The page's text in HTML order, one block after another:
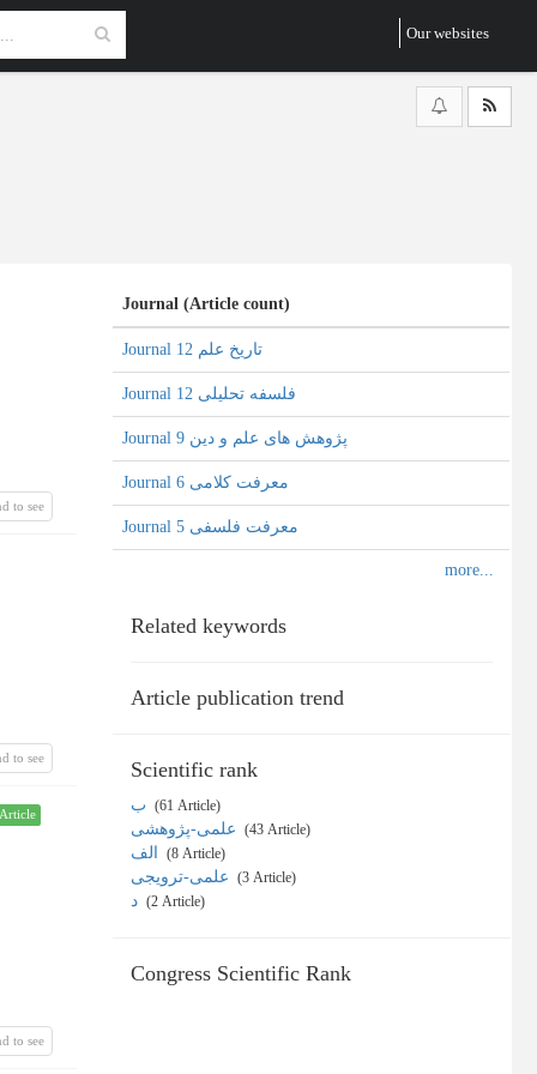
Our websites
to see
to see
to see
Journal (Article count)
Journal تاریخ علم 12
Journal فلسفه تحلیلی 12
Journal پژوهش های علم و دین 9
Journal معرفت کلامی 6
Journal معرفت فلسفی 5
Related keywords
Article publication trend
Scientific rank
‎ (61 Article)
‎ (43 Article)
‎ (8 Article)
‎ (3 Article)
‎ (2 Article)
Congress Scientific Rank